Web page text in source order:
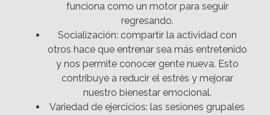
funciona como un motor para seguir
regresando.
Socialización: compartir la actividad con
otros hace que entrenar sea más entretenido
y nos permite conocer gente nueva. Esto
contribuye a reducir el estrés y mejorar
nuestro bienestar emocional.
Variedad de ejercicios: las sesiones grupales